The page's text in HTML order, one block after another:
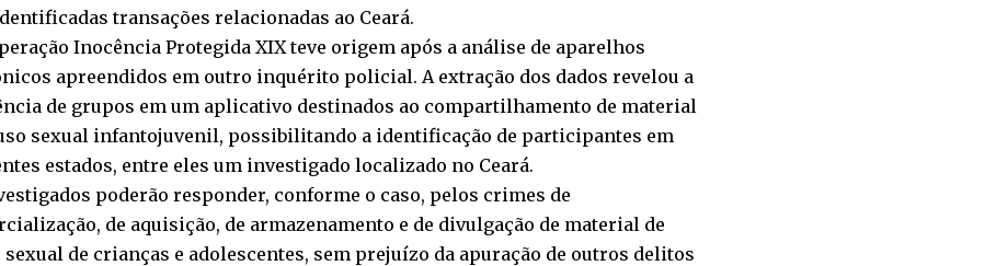
transações relacionadas ao Ceará.
Inocência Protegida XIX teve origem após a análise de aparelhos
apreendidos em outro inquérito policial. A extração dos dados revelou a
de grupos em um aplicativo destinados ao compartilhamento de material
sexual infantojuvenil, possibilitando a identificação de participantes em
estados, entre eles um investigado localizado no Ceará.
poderão responder, conforme o caso, pelos crimes de
de aquisição, de armazenamento e de divulgação de material de
sexual de crianças e adolescentes, sem prejuízo da apuração de outros delitos